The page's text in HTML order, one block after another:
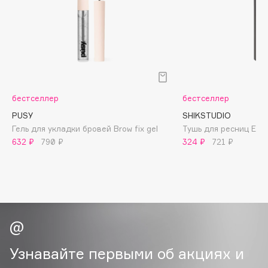
Bobbi Brown
BOOMSHOP
BORK
BY WISHTREND
Byredo
бестселлер
PUSY
Гель для укладки бровей Brow fix gel
632 ₽
790 ₽
бестселлер
SHIKSTUDIO
Тушь для ресниц
324 ₽
721 ₽
Узнавайте первыми об акциях и